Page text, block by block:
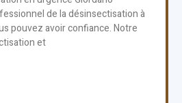
de la désinsectisation à
pouvez avoir confiance. Notre
et